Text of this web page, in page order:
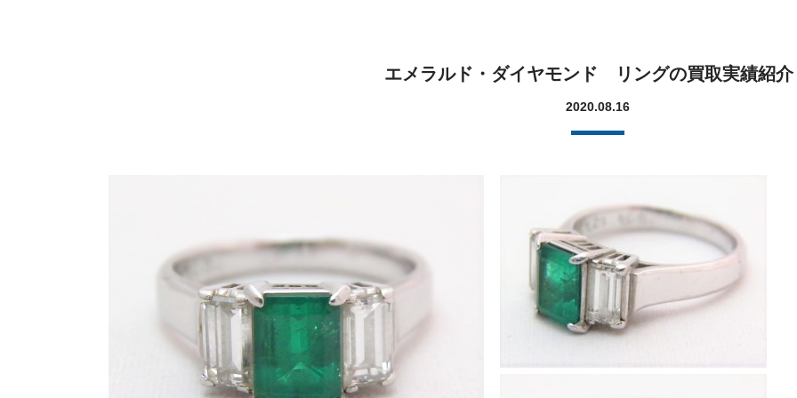
エメラルド・ダイヤモンド リングの買取実績紹介
2020.08.16